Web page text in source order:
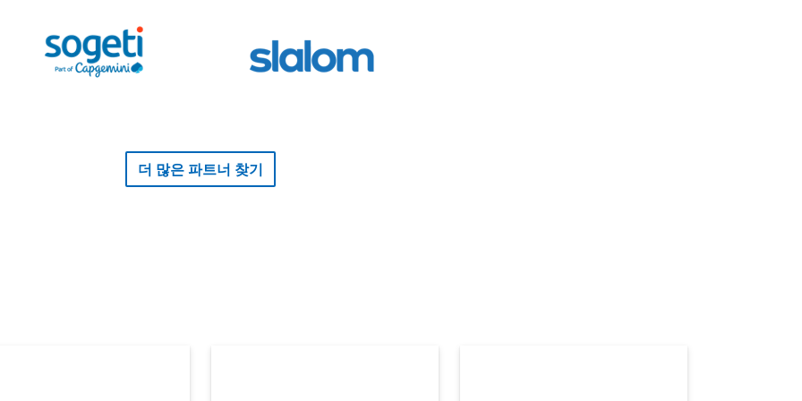
더 많은 파트너 찾기